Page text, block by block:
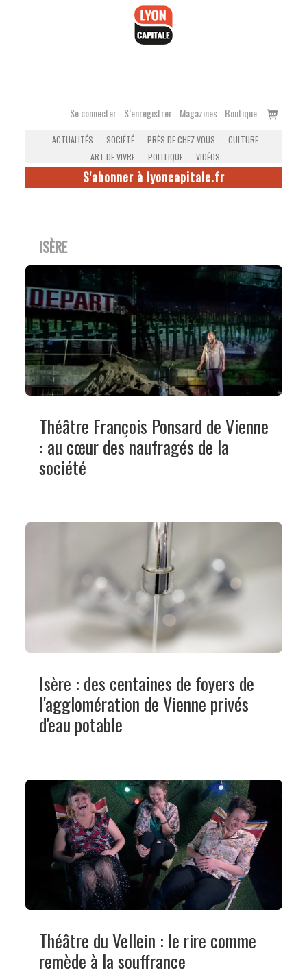
Se connecter S’enregistrer Magazines Boutique
Voir
ACTUALITÉS SOCIÉTÉ PRÈS DE CHEZ VOUS
CULTURE
ART DE VIVRE
POLITIQUE VIDÉOS
S'abonner à lyoncapitale.fr
ISÈRE
Théâtre François Ponsard de Vienne
: au cœur des naufragés de la
société
Isère : des centaines de foyers de
l'agglomération de Vienne privés
d'eau potable
Théâtre du Vellein : le rire comme
remède à la souffrance